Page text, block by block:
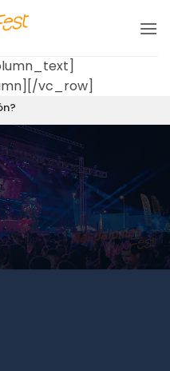
vc_row]